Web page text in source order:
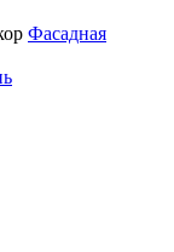
Фасадная